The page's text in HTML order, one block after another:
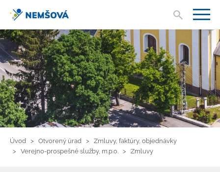
Úvod Otvorený úrad
Zmluvy, faktúry, objednávky
Verejno-prospešné služby, m.p.o.
Zmluvy